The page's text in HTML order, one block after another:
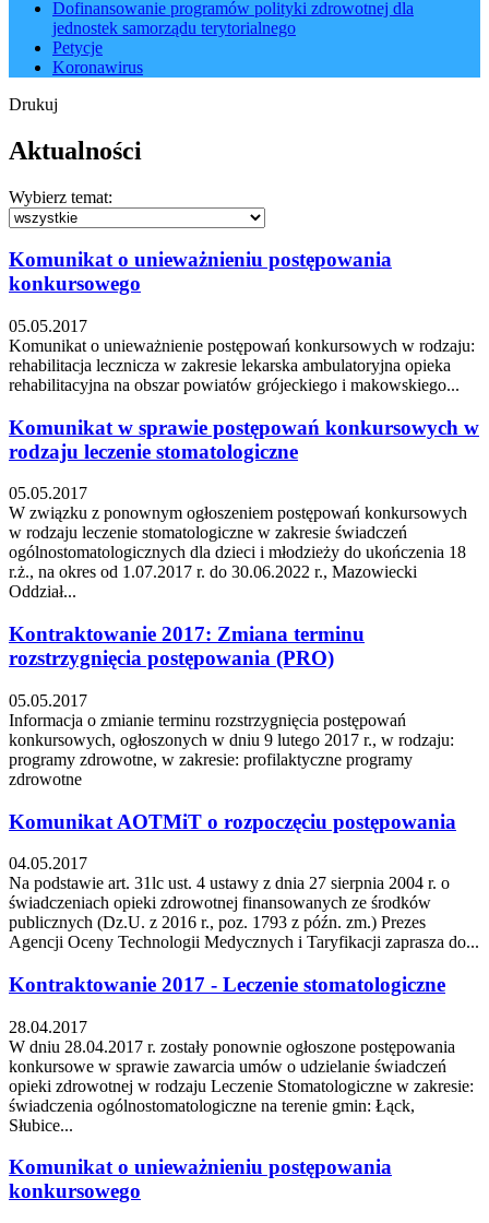
Dofinansowanie programów polityki zdrowotnej dla
jednostek samorządu terytorialnego
Petycje
Koronawirus
Drukuj
Aktualności
Wybierz temat:
Komunikat o unieważnieniu postępowania
konkursowego
05.05.2017
Komunikat o unieważnienie postępowań konkursowych w rodzaju:
rehabilitacja lecznicza w zakresie lekarska ambulatoryjna opieka
rehabilitacyjna na obszar powiatów grójeckiego i makowskiego...
Komunikat w sprawie postępowań konkursowych w
rodzaju leczenie stomatologiczne
05.05.2017
W związku z ponownym ogłoszeniem postępowań konkursowych
w rodzaju leczenie stomatologiczne w zakresie świadczeń
ogólnostomatologicznych dla dzieci i młodzieży do ukończenia 18
r.ż., na okres od 1.07.2017 r. do 30.06.2022 r., Mazowiecki
Oddział...
Kontraktowanie 2017: Zmiana terminu
rozstrzygnięcia postępowania (PRO)
05.05.2017
Informacja o zmianie terminu rozstrzygnięcia postępowań
konkursowych, ogłoszonych w dniu 9 lutego 2017 r., w rodzaju:
programy zdrowotne, w zakresie: profilaktyczne programy
zdrowotne
Komunikat AOTMiT o rozpoczęciu postępowania
04.05.2017
Na podstawie art. 31lc ust. 4 ustawy z dnia 27 sierpnia 2004 r. o
świadczeniach opieki zdrowotnej finansowanych ze środków
publicznych (Dz.U. z 2016 r., poz. 1793 z późn. zm.) Prezes
Agencji Oceny Technologii Medycznych i Taryfikacji zaprasza do...
Kontraktowanie 2017 - Leczenie stomatologiczne
28.04.2017
W dniu 28.04.2017 r. zostały ponownie ogłoszone postępowania
konkursowe w sprawie zawarcia umów o udzielanie świadczeń
opieki zdrowotnej w rodzaju Leczenie Stomatologiczne w zakresie:
świadczenia ogólnostomatologiczne na terenie gmin: Łąck,
Słubice...
Komunikat o unieważnieniu postępowania
konkursowego